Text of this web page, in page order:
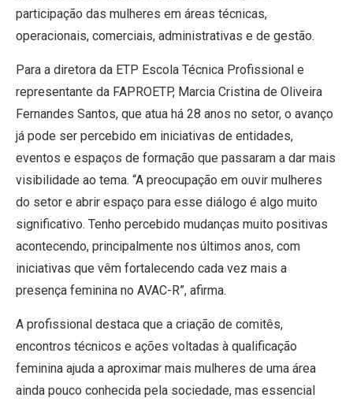
participação das mulheres em áreas técnicas,
operacionais, comerciais, administrativas e de gestão.
Para a diretora da ETP Escola Técnica Profissional e
representante da FAPROETP, Marcia Cristina de Oliveira
Fernandes Santos, que atua há 28 anos no setor, o avanço
já pode ser percebido em iniciativas de entidades,
eventos e espaços de formação que passaram a dar mais
visibilidade ao tema. “A preocupação em ouvir mulheres
do setor e abrir espaço para esse diálogo é algo muito
significativo. Tenho percebido mudanças muito positivas
acontecendo, principalmente nos últimos anos, com
iniciativas que vêm fortalecendo cada vez mais a
presença feminina no AVAC-R”, afirma.
A profissional destaca que a criação de comitês,
encontros técnicos e ações voltadas à qualificação
feminina ajuda a aproximar mais mulheres de uma área
ainda pouco conhecida pela sociedade, mas essencial